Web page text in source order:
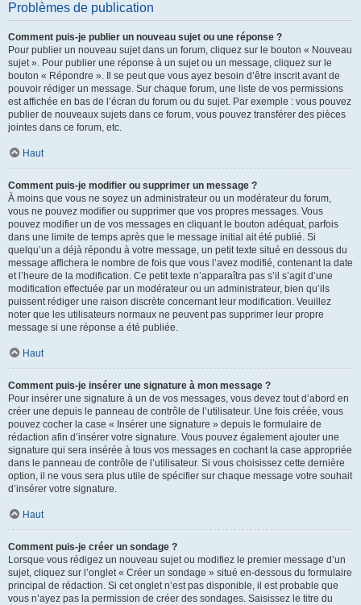
Problèmes de publication
Comment puis-je publier un nouveau sujet ou une réponse ?
Pour publier un nouveau sujet dans un forum, cliquez sur le bouton « Nouveau
sujet ». Pour publier une réponse à un sujet ou un message, cliquez sur le
bouton « Répondre ». Il se peut que vous ayez besoin d’être inscrit avant de
pouvoir rédiger un message. Sur chaque forum, une liste de vos permissions
est affichée en bas de l’écran du forum ou du sujet. Par exemple : vous pouvez
publier de nouveaux sujets dans ce forum, vous pouvez transférer des pièces
jointes dans ce forum, etc.
Haut
Comment puis-je modifier ou supprimer un message ?
À moins que vous ne soyez un administrateur ou un modérateur du forum,
vous ne pouvez modifier ou supprimer que vos propres messages. Vous
pouvez modifier un de vos messages en cliquant le bouton adéquat, parfois
dans une limite de temps après que le message initial ait été publié. Si
quelqu’un a déjà répondu à votre message, un petit texte situé en dessous du
message affichera le nombre de fois que vous l’avez modifié, contenant la date
et l’heure de la modification. Ce petit texte n’apparaîtra pas s’il s’agit d’une
modification effectuée par un modérateur ou un administrateur, bien qu’ils
puissent rédiger une raison discrète concernant leur modification. Veuillez
noter que les utilisateurs normaux ne peuvent pas supprimer leur propre
message si une réponse a été publiée.
Haut
Comment puis-je insérer une signature à mon message ?
Pour insérer une signature à un de vos messages, vous devez tout d’abord en
créer une depuis le panneau de contrôle de l’utilisateur. Une fois créée, vous
pouvez cocher la case « Insérer une signature » depuis le formulaire de
rédaction afin d’insérer votre signature. Vous pouvez également ajouter une
signature qui sera insérée à tous vos messages en cochant la case appropriée
dans le panneau de contrôle de l’utilisateur. Si vous choisissez cette dernière
option, il ne vous sera plus utile de spécifier sur chaque message votre souhait
d’insérer votre signature.
Haut
Comment puis-je créer un sondage ?
Lorsque vous rédigez un nouveau sujet ou modifiez le premier message d’un
sujet, cliquez sur l’onglet « Créer un sondage » situé en-dessous du formulaire
principal de rédaction. Si cet onglet n’est pas disponible, il est probable que
vous n’ayez pas la permission de créer des sondages. Saisissez le titre du